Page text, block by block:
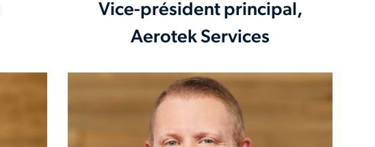
Vice-président principal,
Aerotek Services